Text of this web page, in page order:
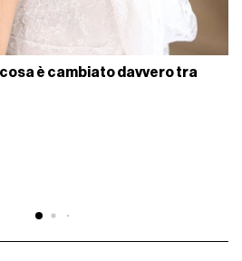
è cambiato davvero tra